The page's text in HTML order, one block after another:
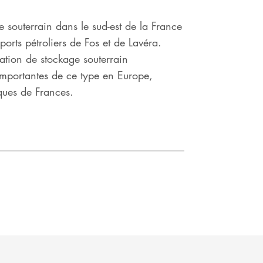
souterrain dans le sud-est de la France
pétroliers de Fos et de Lavéra.
de stockage souterrain
de ce type en Europe,
de Frances.